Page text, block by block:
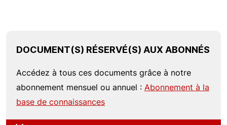
DOCUMENT(S) RÉSERVÉ(S) AUX ABONNÉS
Accédez à tous ces documents grâce à notre
abonnement mensuel ou annuel : Abonnement à la
base de connaissances